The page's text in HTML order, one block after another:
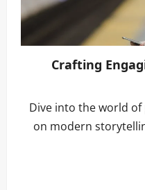
Crafting
Dive into the world
on modern